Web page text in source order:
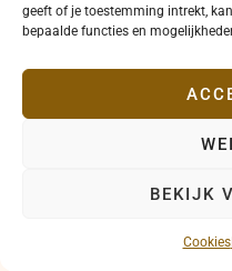
geeft of je toestemming intrekt,
bepaalde functies en
BEKIJK
Cookies